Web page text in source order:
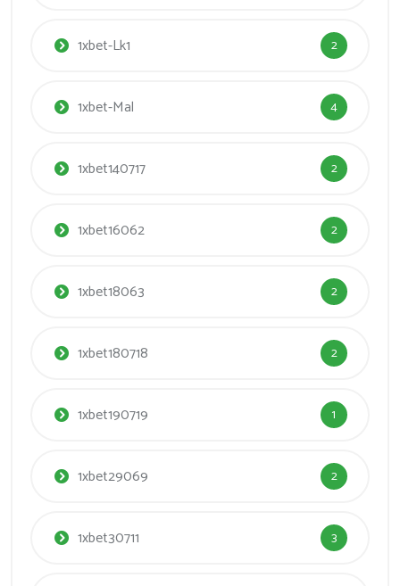
1xbet-Lk1 2
1xbet-Mal 4
1xbet140717 2
1xbet16062 2
1xbet18063 2
1xbet180718 2
1xbet190719 1
1xbet29069 2
1xbet30711 3